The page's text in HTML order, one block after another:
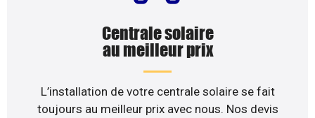
Centrale solaire
au meilleur prix
L’installation de votre centrale solaire se fait
toujours au meilleur prix avec nous. Nos devis